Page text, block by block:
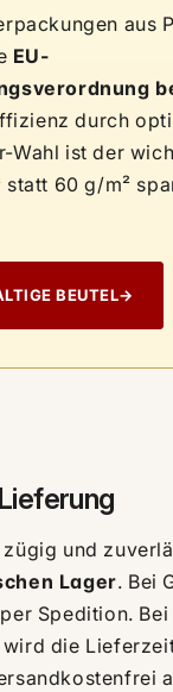
aus
EU-
durch
Wahl ist der
60 g/m²
BEUTEL→
und
Lager. Bei
Spedition.
die